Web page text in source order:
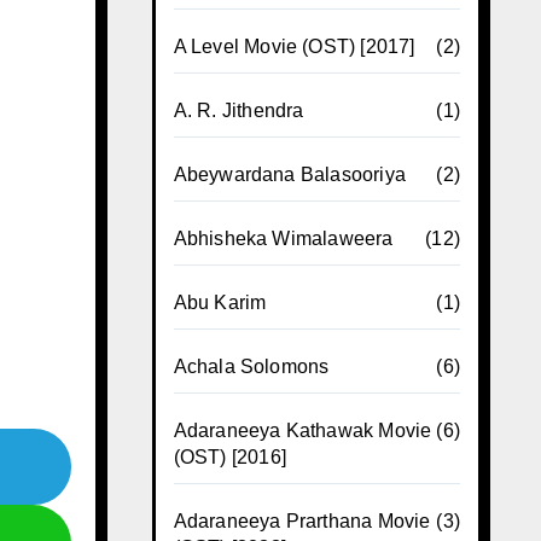
A Level Movie (OST) [2017] (2)
A. R. Jithendra (1)
Abeywardana Balasooriya (2)
Abhisheka Wimalaweera (12)
Abu Karim (1)
Achala Solomons (6)
Adaraneeya Kathawak Movie
(OST) [2016]
(6)
Adaraneeya Prarthana Movie (3)